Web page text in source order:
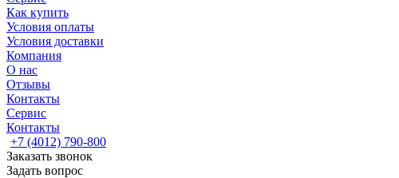
Как купить
Условия оплаты
Условия доставки
Компания
О нас
Отзывы
Контакты
Сервис
Контакты
+7 (4012) 790-800
Заказать звонок
Задать вопрос